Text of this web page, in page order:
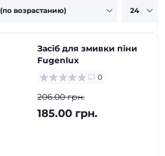
Засіб для змивки піни
Fugenlux
0
206.00 грн.
185.00 грн.